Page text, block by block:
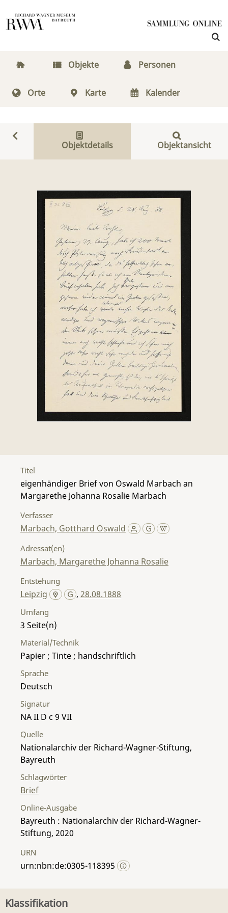
Objekte Personen
Orte Karte Kalender
Objektdetails Objektansicht
Titel
eigenhändiger Brief von Oswald Marbach an
Margarethe Johanna Rosalie Marbach
Verfasser
Marbach, Gotthard Oswald
Adressat(en)
Marbach, Margarethe Johanna Rosalie
Entstehung
Leipzig ,28.08.1888
Umfang
3
Material/Technik
Papier ; Tinte ; handschriftlich
Sprache
Deutsch
Signatur
NA II D c 9 VII
Quelle
Nationalarchiv der Richard-Wagner-Stiftung,
Bayreuth
Schlagwörter
Brief
Online-Ausgabe
Bayreuth : Nationalarchiv der Richard-Wagner-
Stiftung, 2020
URN
urn:nbn:de:0305-118395
Klassifikation